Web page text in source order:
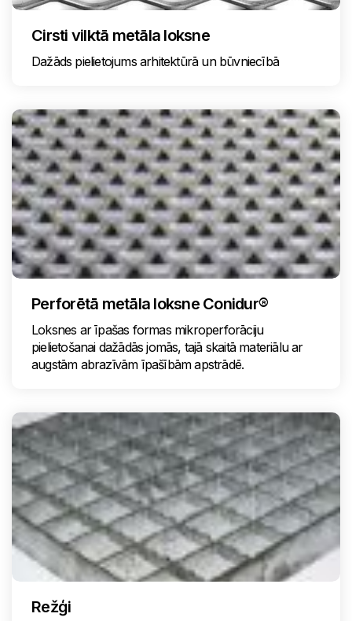
Cirsti vilktā metāla loksne
Dažāds pielietojums arhitektūrā un būvniecībā
Perforētā metāla loksne Conidur®
Loksnes ar īpašas formas mikroperforāciju
pielietošanai dažādās jomās, tajā skaitā materiālu ar
augstām abrazīvām īpašībām apstrādē.
Režģi